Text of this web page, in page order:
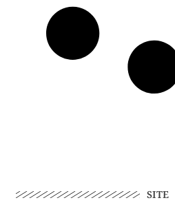
SITE